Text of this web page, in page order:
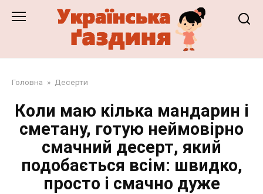
Головна » Десерти
Коли маю кілька мандарин і
сметану, готую неймовірно
смачний десерт, який
подобається всім: швидко,
просто і смачно дуже